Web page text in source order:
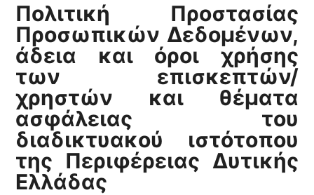
Πολιτική Προστασίας
Προσωπικών Δεδομένων,
άδεια και όροι χρήσης
των επισκεπτών/
χρηστών και θέματα
ασφάλειας του
διαδικτυακού ιστότοπου
της Περιφέρειας Δυτικής
Ελλάδας